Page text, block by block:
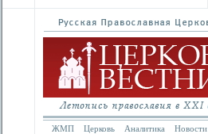
ЖМП Церковь Аналитика Новости